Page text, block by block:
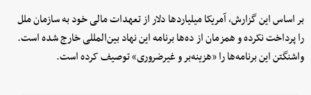
بر اساس این گزارش، آمریکا میلیاردها دلار از تعهدات مالی خود به سازمان ملل
را پرداخت نکرده و همزمان از ده‌ها برنامه این نهاد بین‌المللی خارج شده است.
واشنگتن این برنامه‌ها را «هزینه‌بر و غیرضروری» توصیف کرده است.